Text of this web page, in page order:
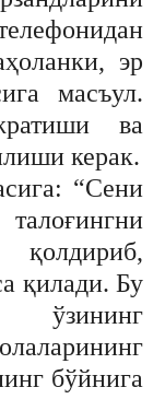
эр
масъул.
ва
керак.
“Сени
қилади. Бу
ўзининг
бўйнига